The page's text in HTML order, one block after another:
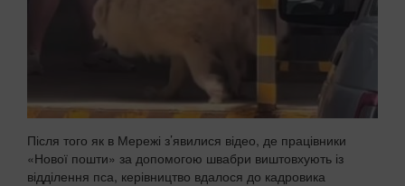
Після того як в Мережі з’явилися відео, де працівники
«Нової пошти» за допомогою швабри виштовхують із
відділення пса, керівництво вдалося до кадровика